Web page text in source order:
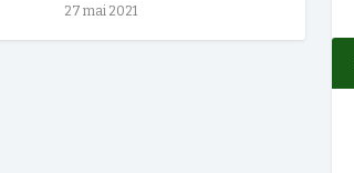
27 mai 2021